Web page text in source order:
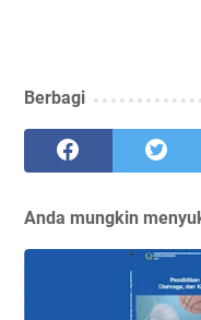
Berbagi
Anda mungkin